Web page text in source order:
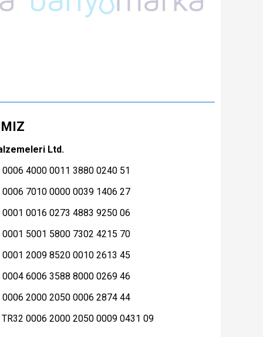
Ltd.
0006 4000 0011 3880 0240 51
0006 7010 0000 0039 1406 27
0001 0016 0273 4883 9250 06
0001 5001 5800 7302 4215 70
0001 2009 8520 0010 2613 45
0004 6006 3588 8000 0269 46
0006 2000 2050 0006 2874 44
TR32 0006 2000 2050 0009 0431 09